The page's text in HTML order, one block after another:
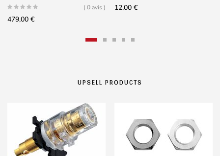
( 0 avis )
479,00 €
12,00 €
UPSELL PRODUCTS